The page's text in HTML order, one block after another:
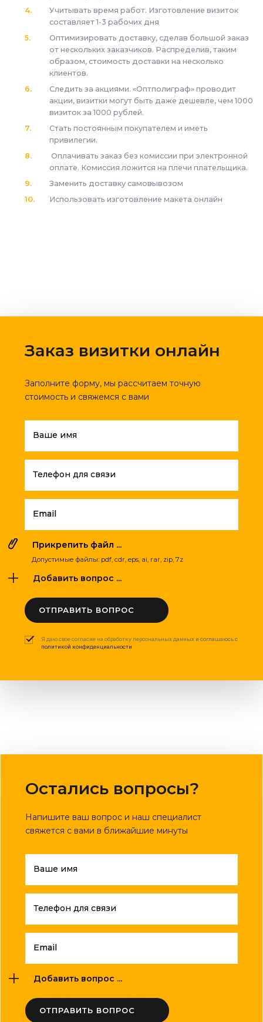
Учитывать время работ. Изготовление визиток
составляет 1-3 рабочих дня
Оптимизировать доставку, сделав большой заказ
от нескольких заказчиков. Распределив, таким
образом, стоимость доставки на несколько
клиентов.
Следить за акциями. «Оптполиграф» проводит
акции, визитки могут быть даже дешевле, чем 1000
визиток за 1000 рублей.
Стать постоянным покупателем и иметь
привилегии.
Оплачивать заказ без комиссии при электронной
оплате. Комиссия ложится на плечи плательщика.
Заменить доставку самовывозом
Использовать изготовление макета онлайн
Заказ визитки онлайн
Заполните форму, мы рассчитаем точную
стоимость и свяжемся с вами
Ваше имя
Телефон для связи
Email
Прикрепить файл ...
Допустимые файлы: pdf, cdr, eps, ai, rar, zip, 7z
Добавить вопрос ...
ОТПРАВИТЬ ВОПРОС
Я даю свое согласие на обработку персональных данных и соглашаюсь с
политикой конфиденциальности
Остались вопросы?
Напишите ваш вопрос и наш специалист
свяжется с вами в ближайшие минуты
Ваше имя
Телефон для связи
Email
Добавить вопрос ...
ОТПРАВИТЬ ВОПРОС